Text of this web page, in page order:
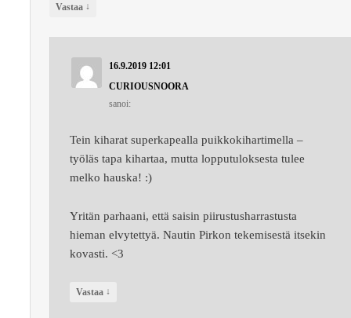
Vastaa ↓
16.9.2019 12:01
CURIOUSNOORA
sanoi:
Tein kiharat superkapealla puikkokihartimella –
työläs tapa kihartaa, mutta lopputuloksesta tulee
melko hauska! :)
Yritän parhaani, että saisin piirustusharrastusta
hieman elvytettyä. Nautin Pirkon tekemisestä itsekin
kovasti. <3
Vastaa ↓